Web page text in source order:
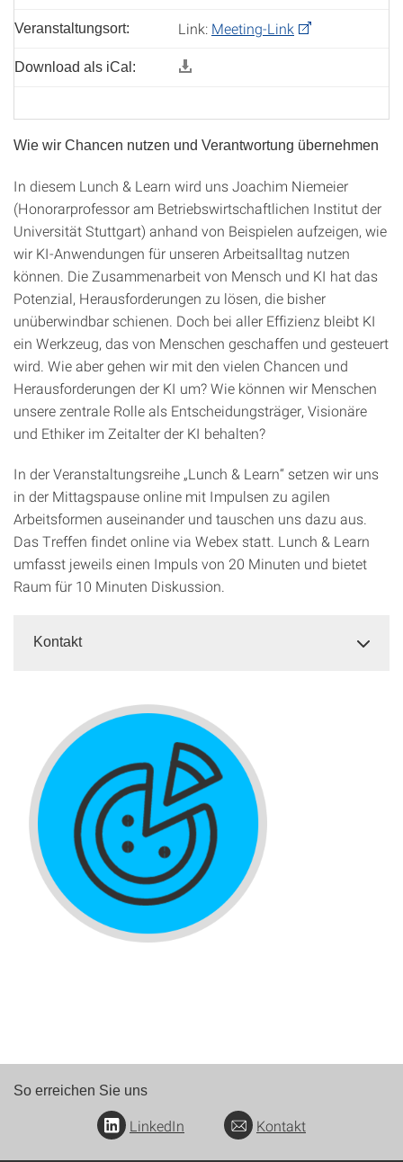
Veranstaltungsort: Link: Meeting-Link
Download als iCal:
Wie wir Chancen nutzen und Verantwortung übernehmen
In diesem Lunch & Learn wird uns Joachim Niemeier
(Honorarprofessor am Betriebswirtschaftlichen Institut der
Universität Stuttgart) anhand von Beispielen aufzeigen, wie
wir KI-Anwendungen für unseren Arbeitsalltag nutzen
können. Die Zusammenarbeit von Mensch und KI hat das
Potenzial, Herausforderungen zu lösen, die bisher
unüberwindbar schienen. Doch bei aller Effizienz bleibt KI
ein Werkzeug, das von Menschen geschaffen und gesteuert
wird. Wie aber gehen wir mit den vielen Chancen und
Herausforderungen der KI um? Wie können wir Menschen
unsere zentrale Rolle als Entscheidungsträger, Visionäre
und Ethiker im Zeitalter der KI behalten?
In der Veranstaltungsreihe „Lunch & Learn“ setzen wir uns
in der Mittagspause online mit Impulsen zu agilen
Arbeitsformen auseinander und tauschen uns dazu aus.
Das Treffen findet online via Webex statt. Lunch & Learn
umfasst jeweils einen Impuls von 20 Minuten und bietet
Raum für 10 Minuten Diskussion.
Kontakt
So erreichen Sie uns
LinkedIn Kontakt